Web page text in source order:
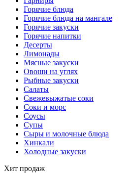
Горячие блюда
Горячие блюда на мангале
Горячие закуски
Горячие напитки
Десерты
Лимонады
Мясные закуски
Овощи на углях
Рыбные закуски
Салаты
Свежевыжатые соки
Соки и морс
Соусы
Супы
Сыры и молочные блюда
Хинкали
Холодные закуски
Хит продаж